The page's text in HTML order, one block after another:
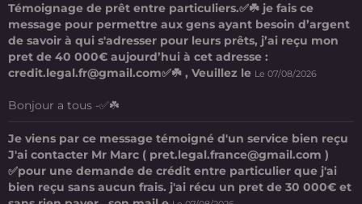
Témoignage de prêt entre particuliers.✅☘️ je fais ce
message pour permettre aux gens ayant besoin d’argent
de savoir à qui s'adresser pour leurs prêts, j’ai reçu mon
pret de 40 000€ aujourd’hui à cet adresse :
credit.legal.fr@gmail.com✅☘️ , Veuillez le Le 07/08/2026
Bonjour a tous -✅☘️
Je viens par ce message témoigné d'un service bien reçu
J'ai contacter Mr Marc ( pret.legal.france@gmail.com )
✅pour une demande de crédit entre particulier que j'ai
bien reçu sans aucun frais. j'ai récu un pret de 30 000€ et